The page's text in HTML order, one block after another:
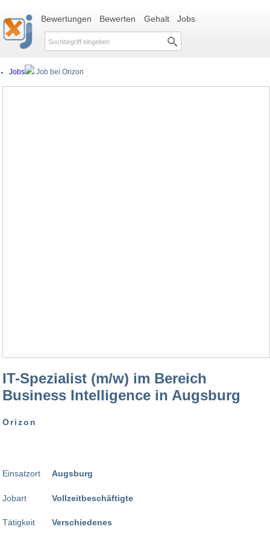
Bewertungen Bewerten Gehalt Jobs
Jobs Job bei Orizon
IT-Spezialist (m/w) im Bereich
Business Intelligence in Augsburg
Orizon
Einsatzort
Jobart
Tätigkeit
Augsburg
Vollzeitbeschäftigte
Verschiedenes